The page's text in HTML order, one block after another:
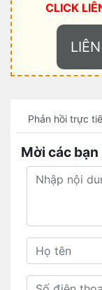
CLICK
Phản hồi trực
Mời các